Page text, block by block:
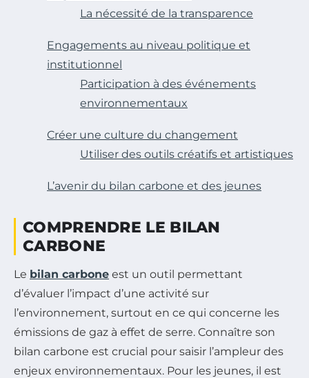
La nécessité de la transparence
Engagements au niveau politique et
institutionnel
Participation à des événements
environnementaux
Créer une culture du changement
Utiliser des outils créatifs et artistiques
L’avenir du bilan carbone et des jeunes
COMPRENDRE LE BILAN
CARBONE
Le bilan carbone est un outil permettant
d’évaluer l’impact d’une activité sur
l’environnement, surtout en ce qui concerne les
émissions de gaz à effet de serre. Connaître son
bilan carbone est crucial pour saisir l’ampleur des
enjeux environnementaux. Pour les jeunes, il est